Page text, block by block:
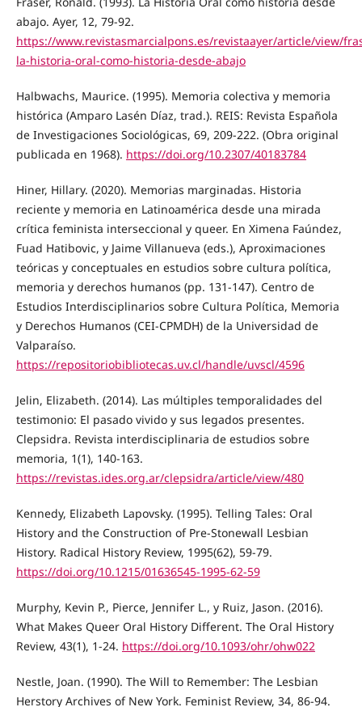
abajo. Ayer, 12, 79-92.
https://www.revistasmarcialpons.es/revistaayer/article/view/
la-historia-oral-como-historia-desde-abajo
Halbwachs, Maurice. (1995). Memoria colectiva y memoria
histórica (Amparo Lasén Díaz, trad.). REIS: Revista Española
de Investigaciones Sociológicas, 69, 209-222. (Obra original
publicada en 1968). https://doi.org/10.2307/40183784
Hiner, Hillary. (2020). Memorias marginadas. Historia
reciente y memoria en Latinoamérica desde una mirada
crítica feminista interseccional y queer. En Ximena Faúndez,
Fuad Hatibovic, y Jaime Villanueva (eds.), Aproximaciones
teóricas y conceptuales en estudios sobre cultura política,
memoria y derechos humanos (pp. 131-147). Centro de
Estudios Interdisciplinarios sobre Cultura Política, Memoria
y Derechos Humanos (CEI-CPMDH) de la Universidad de
Valparaíso.
https://repositoriobibliotecas.uv.cl/handle/uvscl/4596
Jelin, Elizabeth. (2014). Las múltiples temporalidades del
testimonio: El pasado vivido y sus legados presentes.
Clepsidra. Revista interdisciplinaria de estudios sobre
memoria, 1(1), 140-163.
https://revistas.ides.org.ar/clepsidra/article/view/480
Kennedy, Elizabeth Lapovsky. (1995). Telling Tales: Oral
History and the Construction of Pre-Stonewall Lesbian
History. Radical History Review, 1995(62), 59-79.
https://doi.org/10.1215/01636545-1995-62-59
Murphy, Kevin P., Pierce, Jennifer L., y Ruiz, Jason. (2016).
What Makes Queer Oral History Different. The Oral History
Review, 43(1), 1-24. https://doi.org/10.1093/ohr/ohw022
Nestle, Joan. (1990). The Will to Remember: The Lesbian
Herstory Archives of New York. Feminist Review, 34, 86-94.